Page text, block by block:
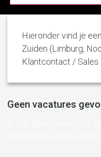
Hieronder vind je
Zuiden (Limburg,
Klantcontact / Sales
Geen vacatures